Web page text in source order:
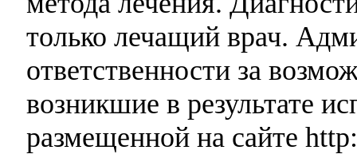
только лечащий врач.
ответственности за
возникшие в результате
размещенной на сайте